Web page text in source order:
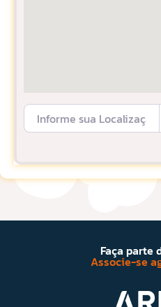
Informe sua Localização
Faça parte
Associe-se